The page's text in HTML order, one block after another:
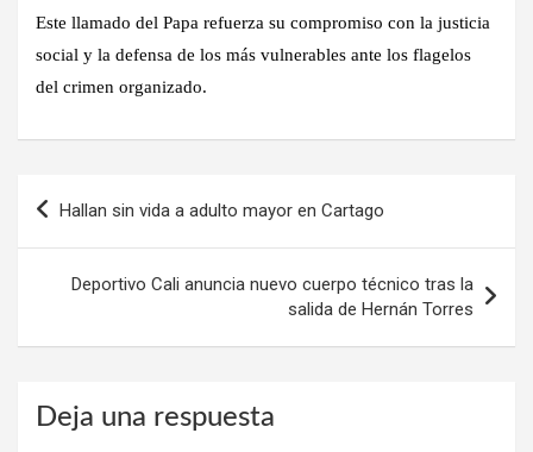
Este llamado del Papa refuerza su compromiso con la justicia
social y la defensa de los más vulnerables ante los flagelos
del crimen organizado.
Hallan sin vida a adulto mayor en Cartago
Deportivo Cali anuncia nuevo cuerpo técnico tras la
salida de Hernán Torres
Deja una respuesta